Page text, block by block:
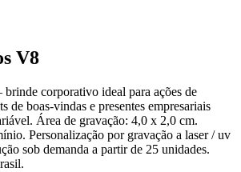
V8
corporativo ideal para ações de
de boas-vindas e presentes empresariais
Área de gravação: 4,0 x 2,0 cm.
Personalização por gravação a laser / uv
sob demanda a partir de 25 unidades.